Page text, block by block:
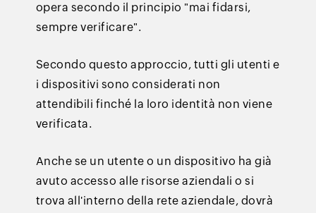
opera secondo il principio "mai fidarsi,
sempre verificare".
Secondo questo approccio, tutti gli utenti e
i dispositivi sono considerati non
attendibili finché la loro identità non viene
verificata.
Anche se un utente o un dispositivo ha già
avuto accesso alle risorse aziendali o si
trova all'interno della rete aziendale, dovrà